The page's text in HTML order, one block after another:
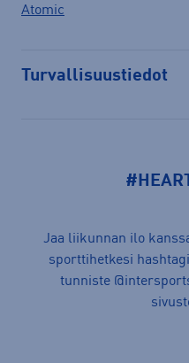
Atomic
Turvallisuustiedot
Jaa liikunnan ilo
sporttihetkesi
tunniste